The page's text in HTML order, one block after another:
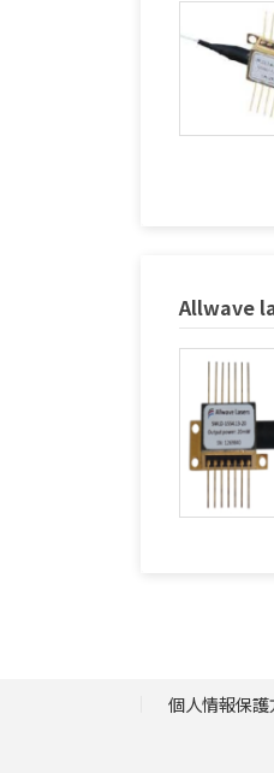
Allwave
個人情報保護